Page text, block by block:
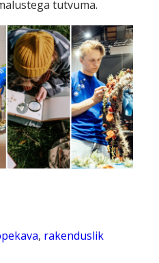
tutvuma.
, rakenduslik